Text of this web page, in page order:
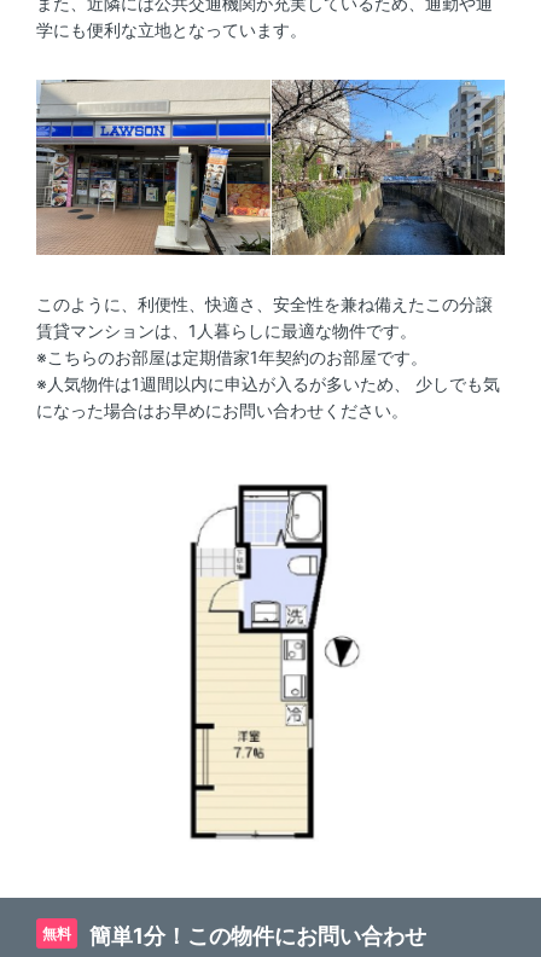
学にも便利な立地となっています。
このように、利便性、快適さ、安全性を兼ね備えたこの分譲
賃貸マンションは、1人暮らしに最適な物件です。
※こちらのお部屋は定期借家1年契約のお部屋です。
※人気物件は1週間以内に申込が入るが多いため、 少しでも気
になった場合はお早めにお問い合わせください。
無料 簡単1分！この物件にお問い合わせ